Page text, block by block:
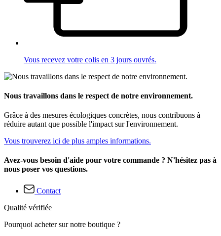
Vous recevez votre colis en 3 jours ouvrés.
Nous travaillons dans le respect de notre environnement.
Grâce à des mesures écologiques concrètes, nous contribuons à
réduire autant que possible l'impact sur l'environnement.
Vous trouverez ici de plus amples informations.
Avez-vous besoin d'aide pour votre commande ? N'hésitez pas à
nous poser vos questions.
Contact
Qualité vérifiée
Pourquoi acheter sur notre boutique ?